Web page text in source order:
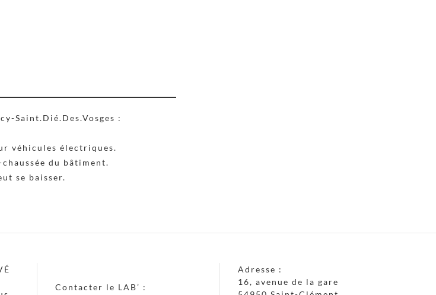
Saint.Dié.Des.Vosges :
véhicules électriques.
du bâtiment.
se baisser.
Contacter le LAB’ :
Adresse :
16, avenue de la gare